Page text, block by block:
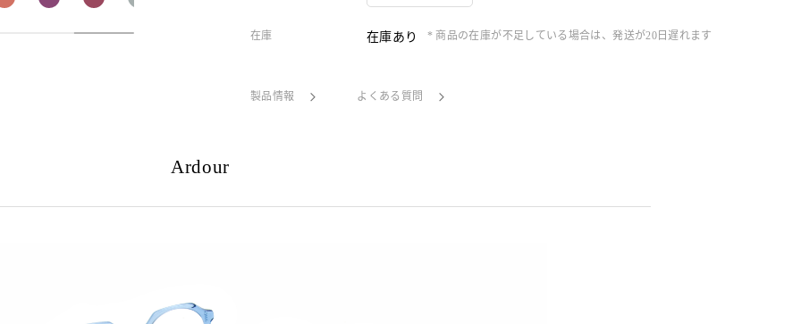
在庫 在庫あり * 商品の在庫が不足している場合は、発送が20日遅れます
製品情報 よくある質問
Ardour